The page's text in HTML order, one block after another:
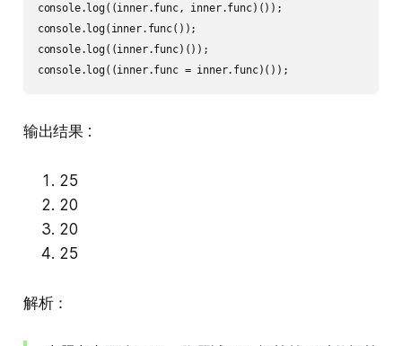
console.log((inner.func, inner.func)());
console.log(inner.func());
console.log((inner.func)());
输出结果 :
25
20
20
25
解析：